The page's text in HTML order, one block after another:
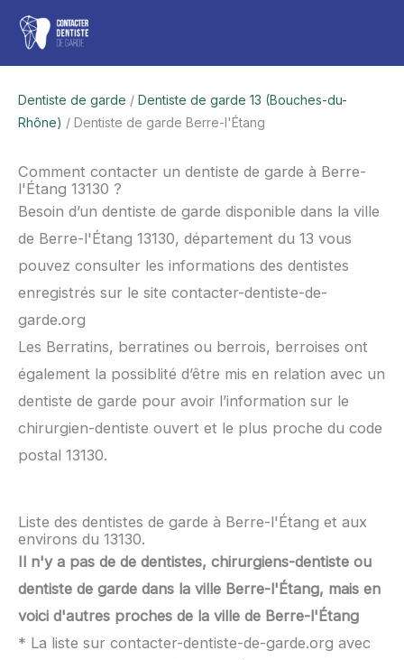
Aller
contenu
Dentiste de garde / Dentiste de garde 13 (Bouches-du-
Rhône) / Dentiste de garde Berre-l'Étang
Comment contacter un dentiste de garde à Berre-
l'Étang 13130 ?
Besoin d’un dentiste de garde disponible dans la ville
de Berre-l'Étang 13130, département du 13 vous
pouvez consulter les informations des dentistes
enregistrés sur le site contacter-dentiste-de-
garde.org
Les Berratins, berratines ou berrois, berroises ont
également la possiblité d’être mis en relation avec un
dentiste de garde pour avoir l’information sur le
chirurgien-dentiste ouvert et le plus proche du code
postal 13130.
Liste des dentistes de garde à Berre-l'Étang et aux
environs du 13130.
Il n'y a pas de de dentistes, chirurgiens-dentiste ou
dentiste de garde dans la ville Berre-l'Étang, mais en
voici d'autres proches de la ville de Berre-l'Étang
* La liste sur contacter-dentiste-de-garde.org avec